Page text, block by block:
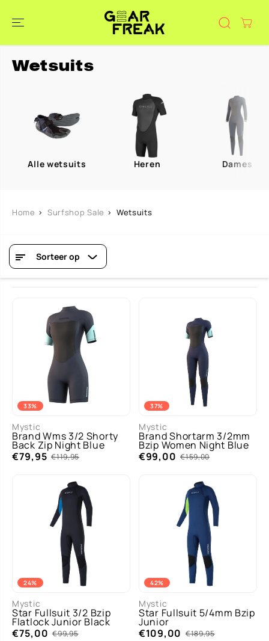
ARTIKEL
Wetsuits
Alle wetsuits Heren Dames
Home Surfshop Sale Wetsuits
Sorteer op
33%
Mystic
Brand Wms 3/2 Shorty
Back Zip Night Blue
€79,95 €119,95
37%
Mystic
Brand Shortarm 3/2mm
Bzip Women Night Blue
€99,00 €159,00
24%
Mystic
Star Fullsuit 3/2 Bzip
Flatlock Junior Black
€75,00 €99,95
42%
Mystic
Star Fullsuit 5/4mm Bzip
Junior
€109,00 €189,95